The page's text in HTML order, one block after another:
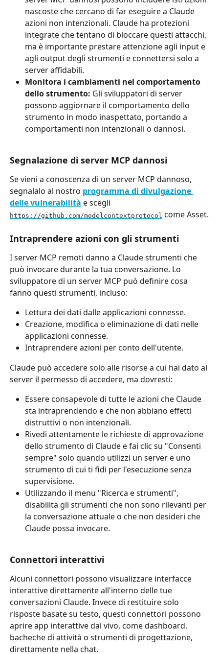
nascoste che cercano di far eseguire a Claude
azioni non intenzionali. Claude ha protezioni
integrate che tentano di bloccare questi attacchi,
ma è importante prestare attenzione agli input e
agli output degli strumenti e connettersi solo a
server affidabili.
Monitora i cambiamenti nel comportamento
dello strumento: Gli sviluppatori di server
possono aggiornare il comportamento dello
strumento in modo inaspettato, portando a
comportamenti non intenzionali o dannosi.
Segnalazione di server MCP dannosi
Se vieni a conoscenza di un server MCP dannoso,
segnalalo al nostro programma di divulgazione
delle vulnerabilità e scegli
https://github.com/modelcontextprotocol come Asset.
Intraprendere azioni con gli strumenti
I server MCP remoti danno a Claude strumenti che
può invocare durante la tua conversazione. Lo
sviluppatore di un server MCP può definire cosa
fanno questi strumenti, incluso:
Lettura dei dati dalle applicazioni connesse.
Creazione, modifica o eliminazione di dati nelle
applicazioni connesse.
Intraprendere azioni per conto dell'utente.
Claude può accedere solo alle risorse a cui hai dato al
server il permesso di accedere, ma dovresti:
Essere consapevole di tutte le azioni che Claude
sta intraprendendo e che non abbiano effetti
distruttivi o non intenzionali.
Rivedi attentamente le richieste di approvazione
dello strumento di Claude e fai clic su "Consenti
sempre" solo quando utilizzi un server e uno
strumento di cui ti fidi per l'esecuzione senza
supervisione.
Utilizzando il menu "Ricerca e strumenti",
disabilita gli strumenti che non sono rilevanti per
la conversazione attuale o che non desideri che
Claude possa invocare.
Connettori interattivi
Alcuni connettori possono visualizzare interfacce
interattive direttamente all'interno delle tue
conversazioni Claude. Invece di restituire solo
risposte basate su testo, questi connettori possono
aprire app interattive dal vivo, come dashboard,
bacheche di attività o strumenti di progettazione,
direttamente nella chat.